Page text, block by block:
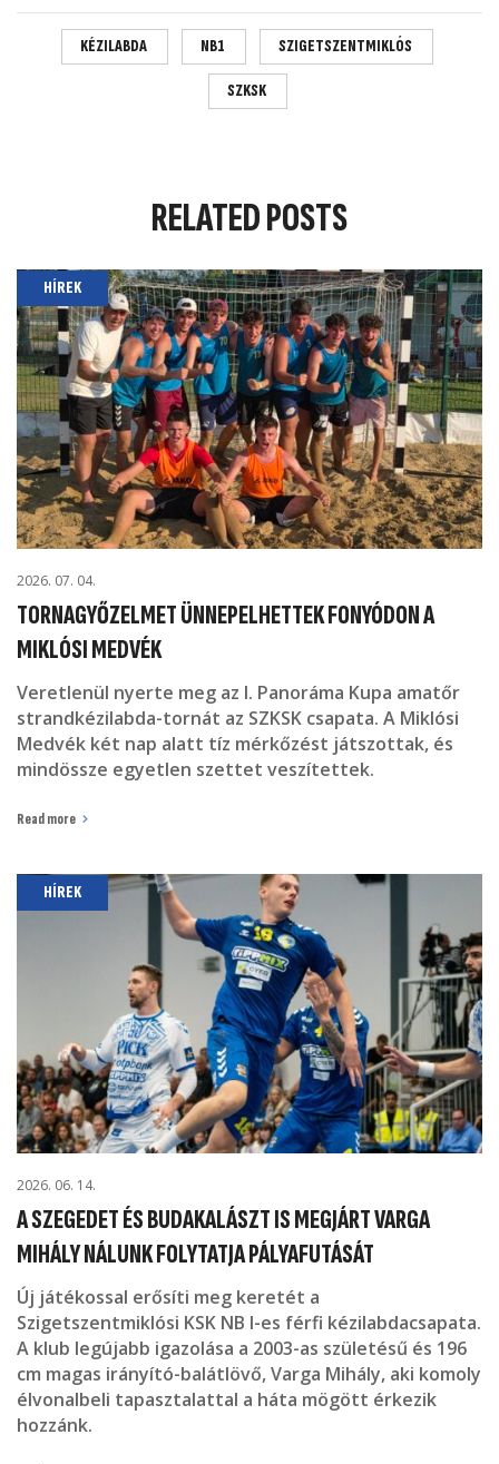
KÉZILABDA NB1 SZIGETSZENTMIKLÓS
SZKSK
RELATEDPOSTS
HÍREK
2026. 07. 04.
TORNAGYŐZELMET ÜNNEPELHETTEK FONYÓDON A
MIKLÓSI MEDVÉK
Veretlenül nyerte meg az I. Panoráma Kupa amatőr
strandkézilabda-tornát az SZKSK csapata. A Miklósi
Medvék két nap alatt tíz mérkőzést játszottak, és
mindössze egyetlen szettet veszítettek.
Read more
HÍREK
2026. 06. 14.
A SZEGEDET ÉS BUDAKALÁSZT IS MEGJÁRT VARGA
MIHÁLY NÁLUNK FOLYTATJA PÁLYAFUTÁSÁT
Új játékossal erősíti meg keretét a
Szigetszentmiklósi KSK NB I-es férfi kézilabdacsapata.
A klub legújabb igazolása a 2003-as születésű és 196
cm magas irányító-balátlövő, Varga Mihály, aki komoly
élvonalbeli tapasztalattal a háta mögött érkezik
hozzánk.